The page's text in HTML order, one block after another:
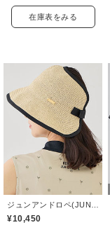
在庫表をみる
¥10,450